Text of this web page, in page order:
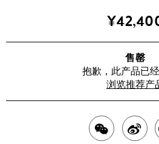
售罄
抱歉，此产品已经
浏览推荐产
分
分